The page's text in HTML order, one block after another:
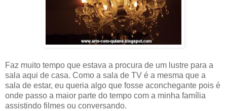
Faz muito tempo que estava a procura de um lustre para a
sala aqui de casa. Como a sala de TV é a mesma que a
sala de estar, eu queria algo que fosse aconchegante pois é
onde passo a maior parte do tempo com a minha família
assistindo filmes ou conversando.